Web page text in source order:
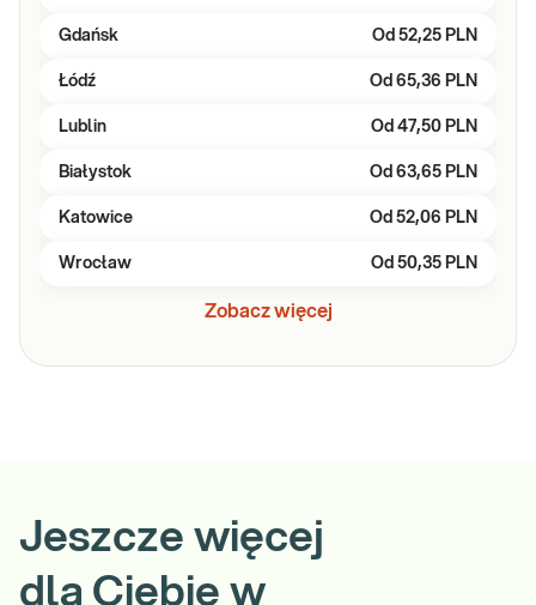
Gdańsk Od 52,25 PLN
Łódź Od 65,36 PLN
Lublin Od 47,50 PLN
Białystok Od 63,65 PLN
Katowice Od 52,06 PLN
Wrocław Od 50,35 PLN
Zobacz więcej
Jeszcze więcej
dla Ciebie w